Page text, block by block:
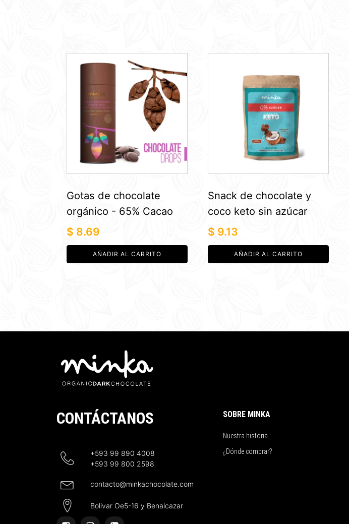
Gotas de chocolate
orgánico - 65% Cacao
$ 8.69
AÑADIR AL CARRITO
Snack de chocolate y
coco keto sin azúcar
$ 9.13
AÑADIR AL CARRITO
CONTÁCTANOS
+593 99 890 4008
+593 99 800 2598
contacto@minkachocolate.com
Bolivar Oe5-16 y Benalcazar
SOBRE MINKA
Nuestra historia
¿Dónde comprar?